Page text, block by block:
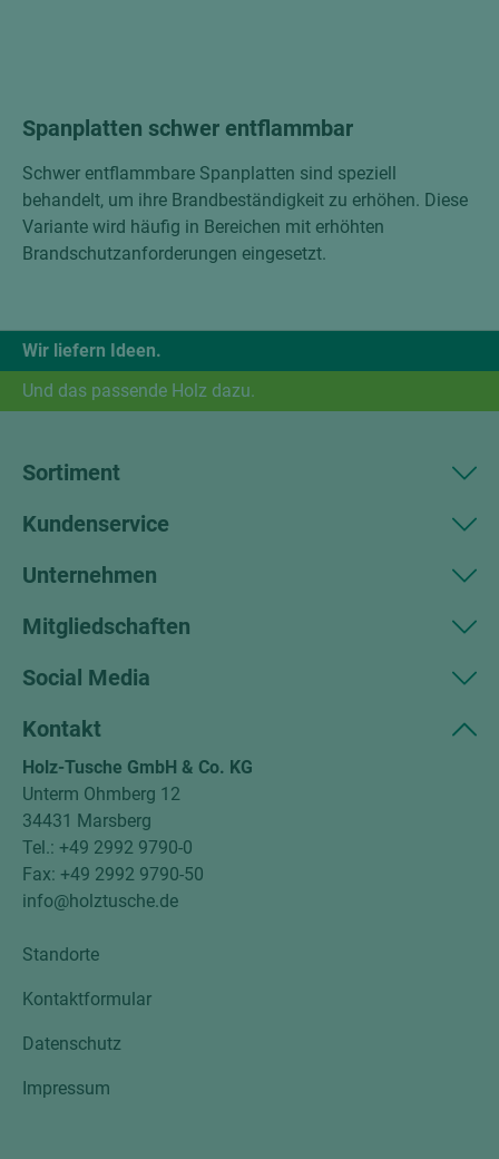
Spanplatten schwer entflammbar
Schwer entflammbare Spanplatten sind speziell
behandelt, um ihre Brandbeständigkeit zu erhöhen. Diese
Variante wird häufig in Bereichen mit erhöhten
Brandschutzanforderungen eingesetzt.
Wir liefern Ideen.
Und das passende Holz dazu.
Sortiment
Kundenservice
Unternehmen
Mitgliedschaften
Social Media
Kontakt
Holz-Tusche GmbH & Co. KG
Unterm Ohmberg 12
34431 Marsberg
Tel.: +49 2992 9790-0
Fax: +49 2992 9790-50
info@holztusche.de
Standorte
Kontaktformular
Datenschutz
Impressum